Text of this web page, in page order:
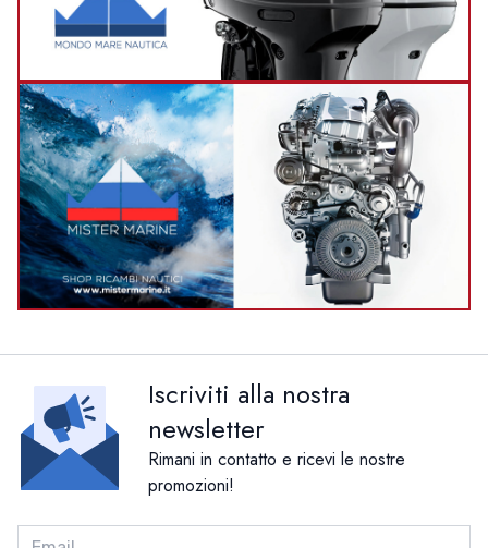
Iscriviti alla nostra
newsletter
Rimani in contatto e ricevi le nostre
promozioni!